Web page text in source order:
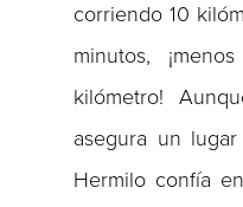
corriendo 10
minutos,
kilómetro!
asegura un
Hermilo confía